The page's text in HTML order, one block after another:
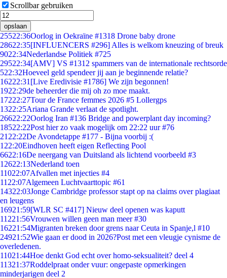
Scrollbar gebruiken
opslaan
25522:36Oorlog in Oekraïne #1318 Drone baby drone
28622:35[INFLUENCERS #296] Alles is welkom kneuzing of breuk
9022:34Nederlandse Politiek #725
29522:34[AMV] VS #1312 spammers van de internationale rechtsorde
522:32Hoeveel geld spendeer jij aan je beginnende relatie?
16222:31 [Live Eredivisie #1786] We zijn begonnen!
1922:29de beheerder die mij oh zo moe maakt.
17222:27Tour de France femmes 2026 #5 Lollergps
1322:25Ariana Grande verlaat de spotlight.
26622:22Oorlog Iran #136 Bridge and powerplant day incoming?
18522:22Post hier zo vaak mogelijk om 22:22 uur #76
21 22:22De Avondetappe #177 - Bijna voorbij :(
1 22:20Eindhoven heeft eigen Reflecting Pool
6622:16De neergang van Duitsland als lichtend voorbeeld #3
12622:13Nederland toen
11022:07Afvallen met injecties #4
11 22:07Algemeen Luchtvaarttopic #61
14322:03Jonge Cambridge professor stapt op na claims over plagiaat
en leugens
16921:59[WLR SC #417] Nieuw deel openen was kaputt
11221:56Vrouwen willen geen man meer #30
16221:54Migranten breken door grens naar Ceuta in Spanje,l #10
24921:52Wie gaan er dood in 2026?Post met een vleugje cynisme de
overledenen.
11021:44Hoe denkt God echt over homo-seksualiteit? deel 4
11321:37Roddelpraat onder vuur: ongepaste opmerkingen
minderjarigen deel 2